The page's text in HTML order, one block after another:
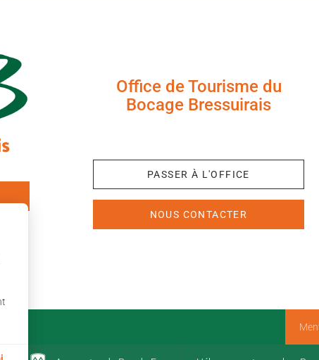
Office de Tourisme du
Bocage Bressuirais
PASSER À L'OFFICE
NOUS CONTACTER